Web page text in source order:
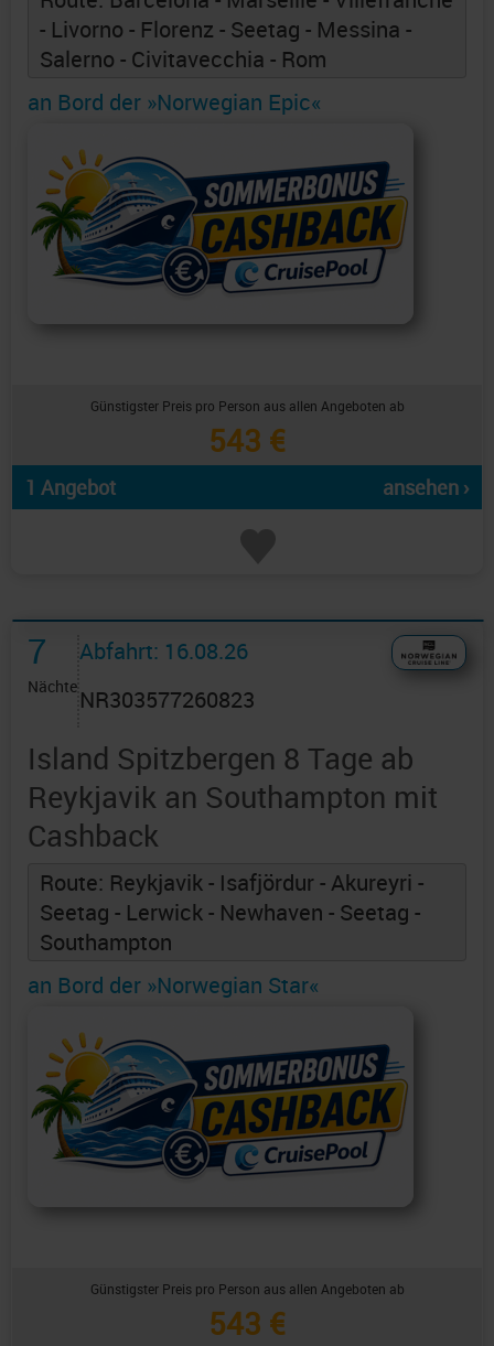
- Livorno - Florenz - Seetag - Messina -
Salerno - Civitavecchia - Rom
an Bord der »Norwegian Epic«
Günstigster Preis pro Person aus allen Angeboten ab
543 €
1 Angebot ansehen ›
7
Nächte
Abfahrt: 16.08.26
NR303577260823
Island Spitzbergen 8 Tage ab
Reykjavik an Southampton mit
Cashback
Route: Reykjavik - Isafjördur - Akureyri -
Seetag - Lerwick - Newhaven - Seetag -
Southampton
an Bord der »Norwegian Star«
Günstigster Preis pro Person aus allen Angeboten ab
543 €